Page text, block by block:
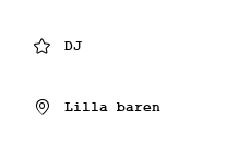
DJ
Lilla baren